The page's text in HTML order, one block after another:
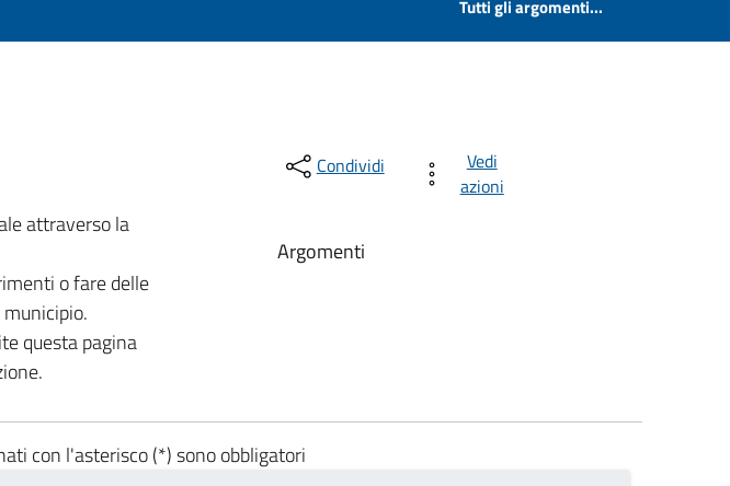
Tutti gli argomenti...
attraverso la
o fare delle
questa pagina
Condividi
Vedi
azioni
Argomenti
con l'asterisco (*) sono obbligatori